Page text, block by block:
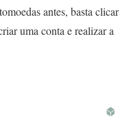
antes, basta clicar
uma conta e realizar a